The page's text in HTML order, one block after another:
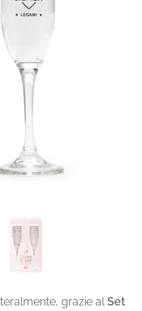
grazie alSet